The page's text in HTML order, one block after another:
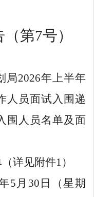
（第7号）
局2026年上半年
人员面试入围递
围人员名单及面
详见附件1）
5月30日（星期